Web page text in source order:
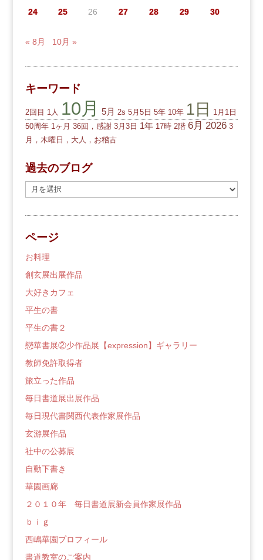
24
25 26 27 28 29 30
« 8月 10月 »
キーワード
2回目 1人 10月 5月 2s 5月5日 5年 10年 1日
1月1日
50周年 1ヶ月 36回，感謝 3月3日 1年 17時 2階 6月 2026 3
月，木曜日，大人，お稽古
過去のブログ
去
の
ロ
グ
ページ
お料理
創玄展出展作品
大好きカフェ
平生の書
平生の書２
戀華書展②少作品展【expression】ギャラリー
教師免許取得者
旅立った作品
毎日書道展出展作品
毎日現代書関西代表作家展作品
玄游展作品
社中の公募展
自動下書き
華園画廊
２０１０年 毎日書道展新会員作家展作品
ｂｉｇ
西嶋華園プロフィール
書道教室のご案内